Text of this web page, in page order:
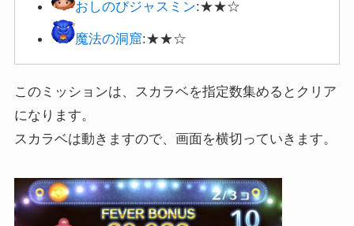
魔法の洞窟 :★★☆
このミッションは、スカラベを指定数集めるとクリア
になります。
スカラベは動きますので、画面を横切っていきます。